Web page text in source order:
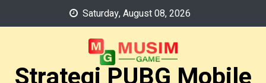
Saturday, August 08, 2026